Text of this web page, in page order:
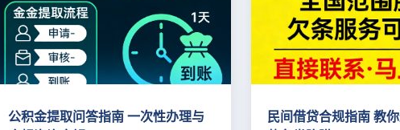
公积金提取问答指南 一次性办理与
民间借贷合规指南 教